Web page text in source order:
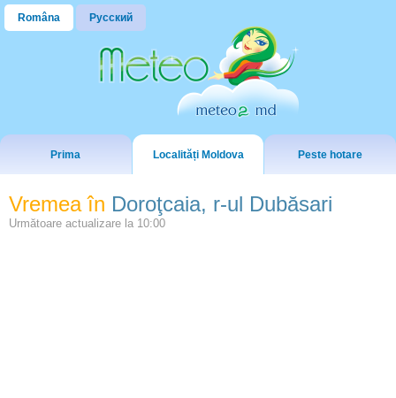
Româna Русский
Prima Localități Moldova Peste hotare
Vremea în Doroţcaia, r-ul Dubăsari
Următoare actualizare la 10:00